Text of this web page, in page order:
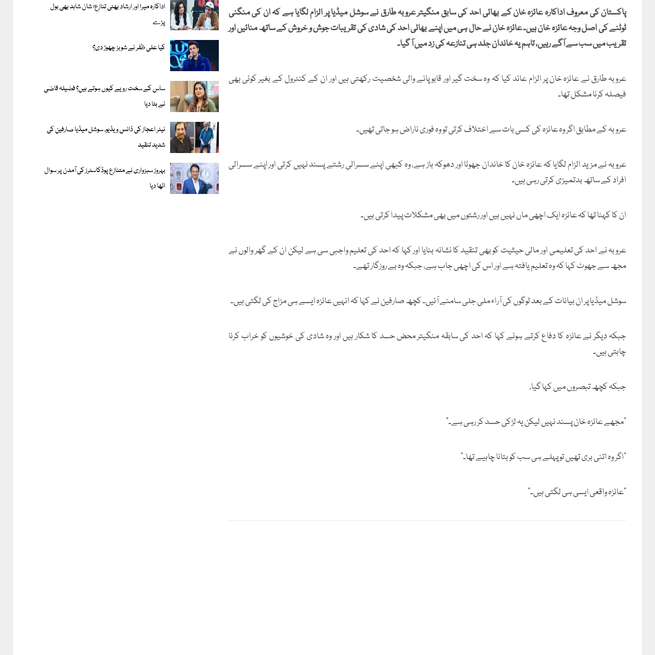
پاکستان کی معروف اداکارہ عائزہ خان کے بھائی احد کی سابق منگیتر عروبہ طارق نے سوشل میڈیا پر الزام لگایا ہے کہ ان کی منگنی
ٹوٹنے کی اصل وجہ عائزہ خان ہیں۔ عائزہ خان نے حال ہی میں اپنے بھائی احد کی شادی کی تقریبات جوش و خروش کے ساتھ منائیں اور
تقریب میں سب سے آگے رہیں، تاہم یہ خاندان جلد ہی تنازعہ کی زد میں آ گیا۔
عروبہ طارق نے عائزہ خان پر الزام عائد کیا کہ وہ سخت گیر اور قابو پانے والی شخصیت رکھتی ہیں اور ان کے کنٹرول کے بغیر کوئی بھی
فیصلہ کرنا مشکل تھا۔
عروبہ کے مطابق اگر وہ عائزہ کی کسی بات سے اختلاف کرتی تو وہ فوری ناراض ہو جاتی تھیں۔
عروبہ نے مزید الزام لگایا کہ عائزہ خان کا خاندان جھوٹا اور دھوکہ باز ہے، وہ کبھی اپنے سسرالی رشتے پسند نہیں کرتی اور اپنے سسرالی
افراد کے ساتھ بدتمیزی کرتی رہی ہیں۔
ان کا کہنا تھا کہ عائزہ ایک اچھی ماں نہیں ہیں اور رشتوں میں بھی مشکلات پیدا کرتی ہیں۔
عروبہ نے احد کی تعلیمی اور مالی حیثیت کو بھی تنقید کا نشانہ بنایا اور کہا کہ احد کی تعلیم واجبی سی ہے لیکن ان کے گھر والوں نے
مجھ سے جھوٹ کہا کہ وہ تعلیم یافتہ ہے اور اس کی اچھی جاب ہے، جبکہ وہ بے روزگار تھے۔
سوشل میڈیا پر ان بیانات کے بعد لوگوں کی آراء ملی جلی سامنے آئیں۔ کچھ صارفین نے کہا کہ انہیں عائزہ ایسے ہی مزاج کی لگتی ہیں۔
جبکہ دیگر نے عائزہ کا دفاع کرتے ہوئے کہا کہ احد کی سابقہ منگیتر محض حسد کا شکار ہیں اور وہ شادی کی خوشیوں کو خراب کرنا
چاہتی ہیں۔
جبکہ کچھ تبصروں میں کہا گیا،
”مجھے عائزہ خان پسند نہیں لیکن یہ لڑکی حسد کر رہی ہے۔“
”اگر وہ اتنی بری تھیں تو پہلے ہی سب کو بتانا چاہیے تھا۔“
”عائزہ واقعی ایسی ہی لگتی ہیں۔“
اداکارہ میرا اور ارشاد بھٹی تنازع؛ شان شاہد بھی بول
پڑے
کیا علی ظفر نے شوبز چھوڑ دی؟
ساس کے سخت رویے کیوں ہوتے ہیں؟ فضیلہ قاضی
نے بتا دیا
نیئر اعجاز کی ڈانس ویڈیو، سوشل میڈیا صارفین کی
شدید تنقید
بہروز سبزواری نے متنازع پوڈکاسٹرز کی آمدن پر سوال
اٹھا دیا